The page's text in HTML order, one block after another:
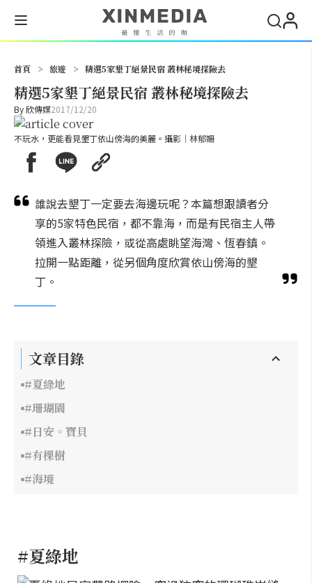
首頁 > 旅遊 > 精選5家墾丁絕景民宿 叢林秘境探險去
精選5家墾丁絕景民宿 叢林秘境探險去
By欣傳媒2017/12/20
不玩水，更能看見墾丁依山傍海的美麗。攝影｜林郁姍
誰說去墾丁一定要去海邊玩呢？本篇想跟讀者分
享的5家特色民宿，都不靠海，而是有民宿主人帶
領進入叢林探險，或從高處眺望海灣、恆春鎮。
拉開一點距離，從另個角度欣賞依山傍海的墾
丁。
文章目錄
#夏綠地
#珊瑚園
#日安。寶貝
#有棵樹
#海境
#夏綠地